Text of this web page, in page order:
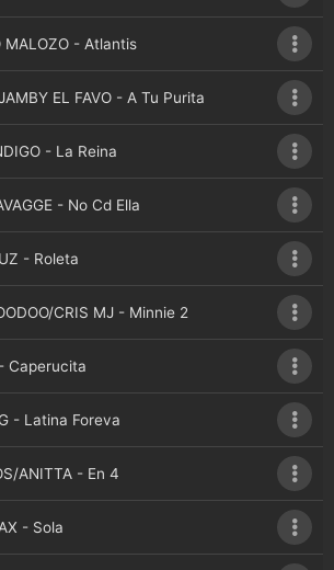
MALOZO - Atlantis
EL FAVO - A Tu Purita
- La Reina
- No Cd Ella
- Roleta
CRIS MJ - Minnie 2
Caperucita
- Latina Foreva
ANITTA - En 4
- Sola